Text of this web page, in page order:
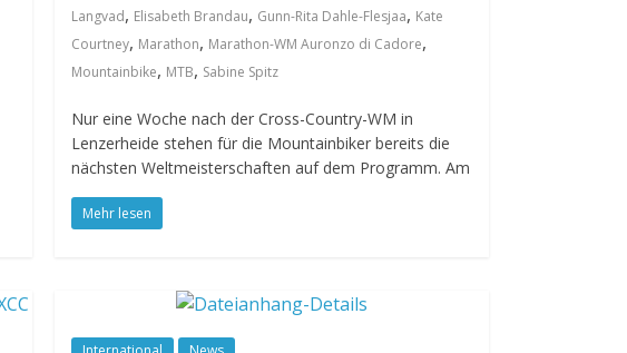
Langvad, Elisabeth Brandau, Gunn-Rita Dahle-Flesjaa, Kate
Courtney, Marathon, Marathon-WM Auronzo di Cadore,
Mountainbike, MTB, Sabine Spitz
Nur eine Woche nach der Cross-Country-WM in
Lenzerheide stehen für die Mountainbiker bereits die
nächsten Weltmeisterschaften auf dem Programm. Am
Mehr lesen